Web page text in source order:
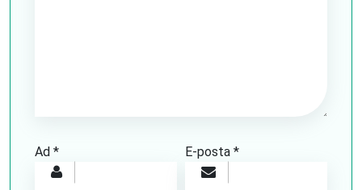
Ad * E-posta*